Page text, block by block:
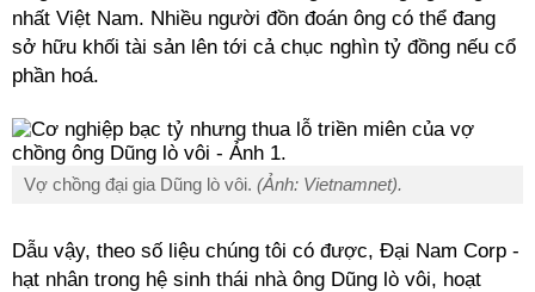
nhất Việt Nam. Nhiều người đồn đoán ông có thể đang
sở hữu khối tài sản lên tới cả chục nghìn tỷ đồng nếu cổ
phần hoá.
Vợ chồng đại gia Dũng lò vôi. (Ảnh: Vietnamnet).
Dẫu vậy, theo số liệu chúng tôi có được, Đại Nam Corp -
hạt nhân trong hệ sinh thái nhà ông Dũng lò vôi, hoạt